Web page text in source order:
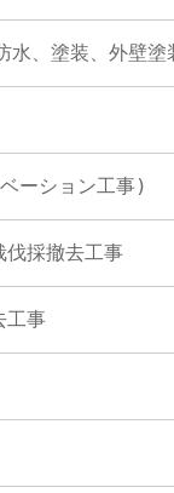
、塗装、外壁塗
ーション工事)
伐採撤去工事
工事